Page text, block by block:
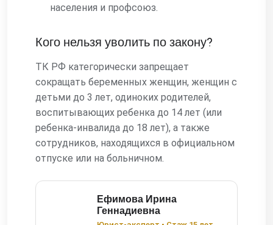
населения и профсоюз.
Кого нельзя уволить по закону?
ТК РФ категорически запрещает
сокращать беременных женщин, женщин с
детьми до 3 лет, одиноких родителей,
воспитывающих ребенка до 14 лет (или
ребенка-инвалида до 18 лет), а также
сотрудников, находящихся в официальном
отпуске или на больничном.
Ефимова Ирина
Геннадиевна